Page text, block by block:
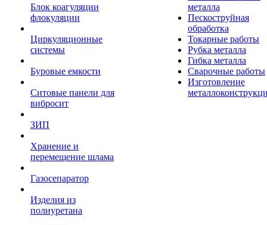
Блок коагуляции
флокуляции
Циркуляционные
системы
Буровые емкости
Ситовые панели для
вибросит
ЗИП
Хранение и
перемещение шлама
Газосепаратор
Изделия из
полиуретана
металла
Пескоструйная
обработка
Токарные работы
Рубка металла
Гибка металла
Сварочные работы
Изготовление